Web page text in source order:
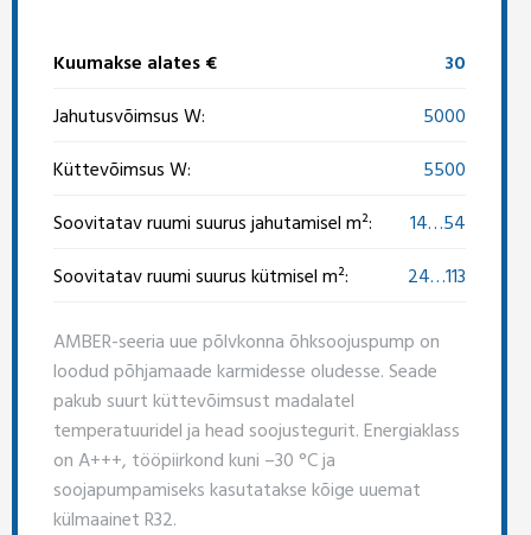
Kuumakse alates €
30
Jahutusvõimsus W:
5000
Küttevõimsus W:
5500
Soovitatav ruumi suurus jahutamisel m²:
14…54
Soovitatav ruumi suurus kütmisel m²:
24…113
AMBER-seeria uue põlvkonna õhksoojuspump on
loodud põhjamaade karmidesse oludesse. Seade
pakub suurt küttevõimsust madalatel
temperatuuridel ja head soojustegurit. Energiaklass
on A+++, tööpiirkond kuni –30 °C ja
soojapumpamiseks kasutatakse kõige uuemat
külmaainet R32.